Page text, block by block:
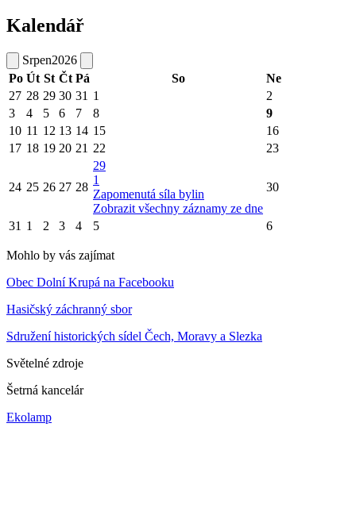
Kalendář
Srpen2026
Po Út St Čt Pá So
Ne
27 28 29 30 31 1
2
3
4 5 6 7 8
9
10 11 12 13 14 15
16
17 18 19 20 21 22 23
24 25 26 27 28
29
1
Zapomenutá síla bylin
Zobrazit všechny záznamy ze dne
30
31 1 2 3 4 5 6
Mohlo by vás zajímat
Obec Dolní Krupá na Facebooku
Hasičský záchranný sbor
Sdružení historických sídel Čech, Moravy a Slezka
Světelné zdroje
Šetrná kancelár
Ekolamp